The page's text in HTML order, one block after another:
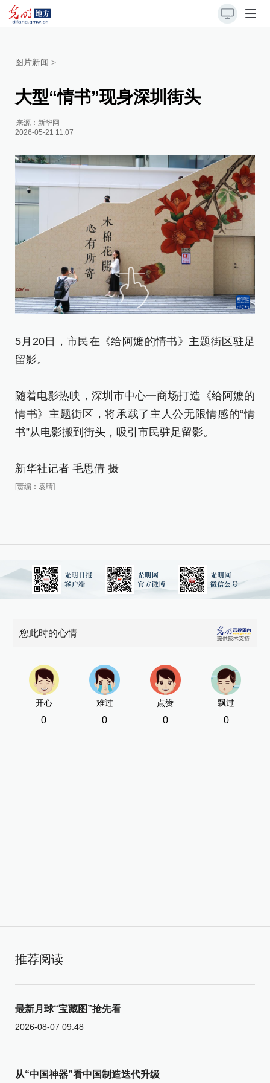
图片新闻 >
大型“情书”现身深圳街头
来源： 新华网
2026-05-21 11:07
5月20日，市民在《给阿嬷的情书》主题街区驻足
留影。
随着电影热映，深圳市中心一商场打造《给阿嬷的
情书》主题街区，将承载了主人公无限情感的“情
书”从电影搬到街头，吸引市民驻足留影。
新华社记者 毛思倩 摄
[责编：袁晴]
情
您此时的心情
开心
0
难过
0
点赞
0
飘过
0
推荐阅读
最新月球“宝藏图”抢先看
2026-08-07 09:48
从“中国神器”看中国制造迭代升级